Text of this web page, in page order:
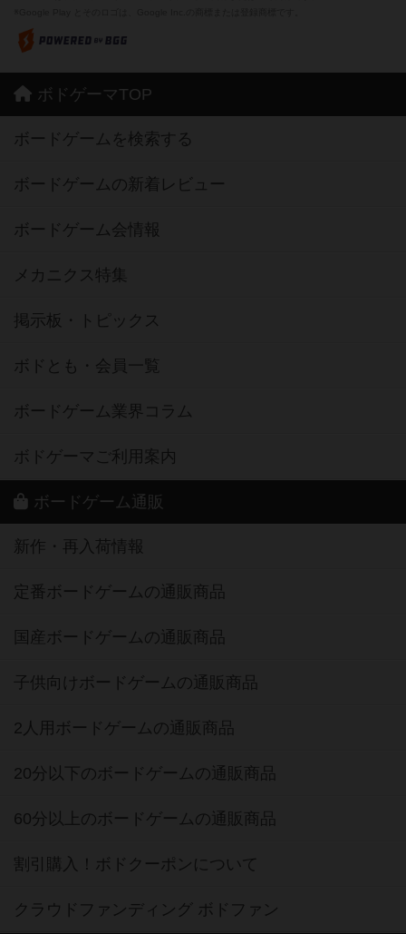
ボドゲーマTOP
ボードゲームを検索する
ボードゲームの新着レビュー
ボードゲーム会情報
メカニクス特集
掲示板・トピックス
ボドとも・会員一覧
ボードゲーム業界コラム
ボドゲーマご利用案内
ボードゲーム通販
新作・再入荷情報
定番ボードゲームの通販商品
国産ボードゲームの通販商品
子供向けボードゲームの通販商品
2人用ボードゲームの通販商品
20分以下のボードゲームの通販商品
60分以上のボードゲームの通販商品
割引購入！ボドクーポンについて
クラウドファンディング ボドファン